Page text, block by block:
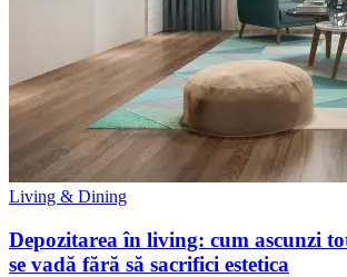
Living & Dining
Depozitarea în living: cum ascunzi
se vadă fără să sacrifici estetica